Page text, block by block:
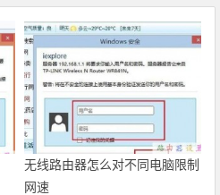
无线路由器怎么对不同电脑限制
网速